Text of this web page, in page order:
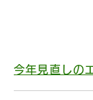
今年見直しの